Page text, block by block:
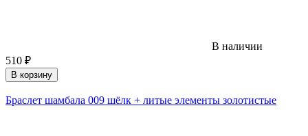
В наличии
510 ₽
В корзину
Браслет шамбала 009 шёлк + литые элементы золотистые